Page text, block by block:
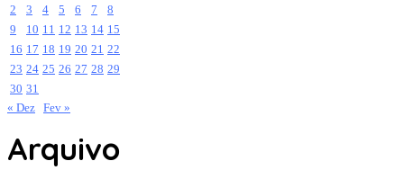
2
3 4 5 6 7
8
9
10 11 12 13 14 15
16 17 18 19 20 21 22
23 24 25 26 27 28 29
30 31
« Dez Fev »
Arquivo